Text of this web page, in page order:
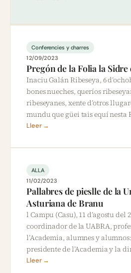
Conferencies y charres
12/09/2023
Pregón de la Folia la Sidre
Inaciu Galán Ribeseya, 6
bones nueches, queríos
ribeseyanes, xente d’otros
mundu que güei tais equí nesta
Lleer →
ALLA
11/02/2023
Pallabres de pieslle de la
Asturiana de Branu
l Campu (Casu), 11 d’agostu del
coordinador de la UABRA,
l’Academia, alumnes y
presidente de l’Academia y la
Lleer →